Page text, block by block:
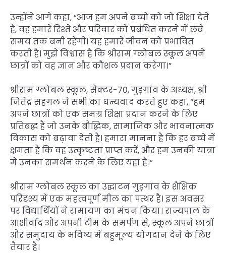
उन्होंने आगे कहा, “आज हम अपने बच्चों को जो शिक्षा देते
हैं, वह हमारे रिश्ते और परिवार को प्रबंधित करने में लंबे
समय तक बनी रहेगी। यह हमारे जीवन को प्रभावित
करती है। मुझे विश्वास है कि श्रीराम ग्लोबल स्कूल अपने
छात्रों को वह ज्ञान और कौशल प्रदान करेगा।”
श्रीराम ग्लोबल स्कूल, सेक्टर-70, गुड़गांव के अध्यक्ष, श्री
जितेंद्र सहगल ने सभी का धन्यवाद करते हुए कहा, “हम
अपने छात्रों को एक समग्र शिक्षा प्रदान करने के लिए
प्रतिबद्ध हैं जो उनके बौद्धिक, सामाजिक और भावनात्मक
विकास को बढ़ावा देती है। हमारा मानना है कि हर बच्चे में
क्षमता है कि वह उत्कृष्टता प्राप्त करें, और हम उनकी यात्रा
में उनका समर्थन करने के लिए यहां हैं।”
श्रीराम ग्लोबल स्कूल का उद्घाटन गुड़गांव के शैक्षिक
परिदृश्य में एक महत्वपूर्ण मील का पत्थर है। इस अवसर
पर विद्यार्थियों ने रामायण का मंचन किया। राज्यपाल के
आशीर्वाद और अपनी टीम के समर्पण से, स्कूल अपने छात्रों
और समुदाय के भविष्य में बहुमूल्य योगदान देने के लिए
तैयार है।